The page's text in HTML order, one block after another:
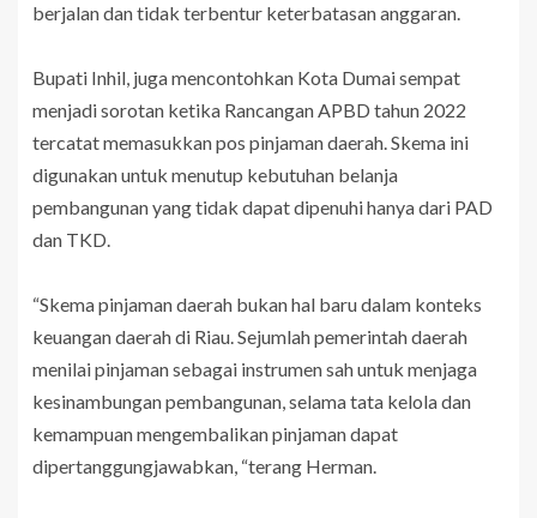
berjalan dan tidak terbentur keterbatasan anggaran.
Bupati Inhil, juga mencontohkan Kota Dumai sempat
menjadi sorotan ketika Rancangan APBD tahun 2022
tercatat memasukkan pos pinjaman daerah. Skema ini
digunakan untuk menutup kebutuhan belanja
pembangunan yang tidak dapat dipenuhi hanya dari PAD
dan TKD.
“Skema pinjaman daerah bukan hal baru dalam konteks
keuangan daerah di Riau. Sejumlah pemerintah daerah
menilai pinjaman sebagai instrumen sah untuk menjaga
kesinambungan pembangunan, selama tata kelola dan
kemampuan mengembalikan pinjaman dapat
dipertanggungjawabkan, “terang Herman.